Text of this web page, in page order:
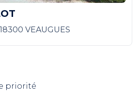
VEAUGUES
priorité